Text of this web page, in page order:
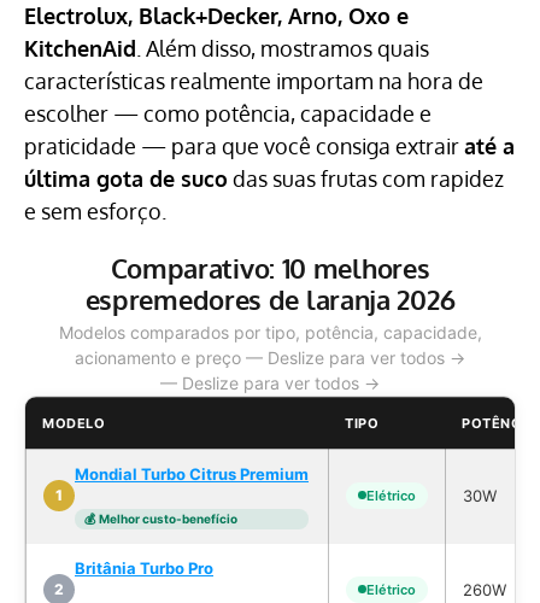
Electrolux, Black+Decker, Arno, Oxo e
KitchenAid . Além disso, mostramos quais
características realmente importam na hora de
escolher — como potência, capacidade e
praticidade — para que você consiga extrairaté a
última gota de suco das suas frutas com rapidez
e sem esforço.
Comparativo: 10 melhores
espremedores de laranja 2026
Modelos comparados por tipo, potência, capacidade,
acionamento e preço
MODELO TIPO POTÊNCIA
1
Mondial Turbo Citrus Premium
💰 Melhor custo-benefício
Elétrico 30W
2
Britânia Turbo Pro
Elétrico 260W